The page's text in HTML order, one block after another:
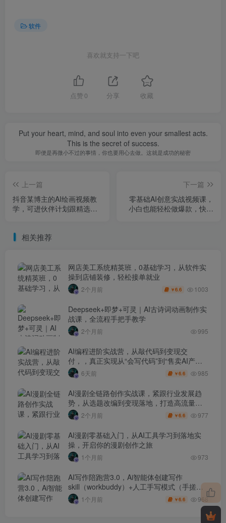
软件
喜欢就支持一下吧
点赞 0 分享 收藏
Put your heart, mind, and soul into even your smallest acts.
This is the secret of success.
即便是再微小不过的事情，你也要用心去做。这就是成功的秘密
上一篇
抖音某博主的AI绘画视频教
学，可进伙伴计划跟精选，
下一篇
零基础AI创意实战视频课，
小白也能轻松做爆款，快速
相关推荐
网店美工系统精英班，0基础学习，从软件实
操到店铺装修，轻松接单就业
2个月前 ￥6.6 1003
Deepseek+即梦+可灵｜AI古诗词动画制作实
战课，全流程手把手教学
2个月前 995
AI编程进阶实战营，从敲代码到变现交
付，，真正实现从“会写代码”到“售卖AI产品
盈利”的跨越
6天前 ￥6.6 985
AI漫剧全链路创作实战课，紧跟行业发展趋
势，从选题改编到变现落地，打造高流量优
质作品2个月前 ￥6.6 977
AI漫剧零基础入门，从AI工具学习到落地实
操，开启你的漫剧创作之旅
1个月前 973
AI写作陪跑营3.0，Ai智能体创建写作
skill（workbuddy）+人工手写模式（手搓模
式），去除AI痕迹（头条号、公众号、百家
号）
1个月前 ￥6.6 968